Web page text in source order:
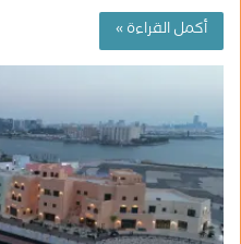
أكمل القراءة »